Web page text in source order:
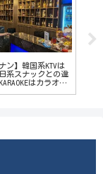
ン】韓国系KTVは
系スナックとの違
はカラオケ